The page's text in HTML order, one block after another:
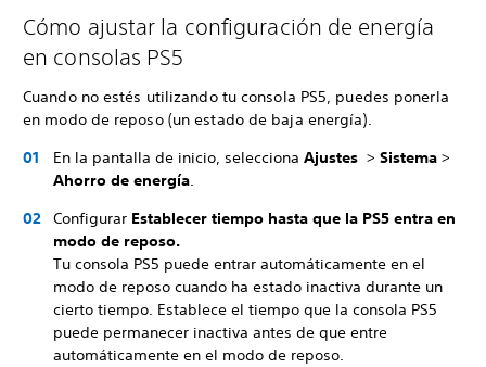
Cómo ajustar la configuración de energía
en consolas PS5
Cuando no estés utilizando tu consola PS5, puedes ponerla
en modo de reposo (un estado de baja energía).
En la pantalla de inicio, selecciona Ajustes > Sistema >
Ahorro de energía.
Configurar Establecer tiempo hasta que la PS5 entra en
modo de reposo.
Tu consola PS5 puede entrar automáticamente en el
modo de reposo cuando ha estado inactiva durante un
cierto tiempo. Establece el tiempo que la consola PS5
puede permanecer inactiva antes de que entre
automáticamente en el modo de reposo.